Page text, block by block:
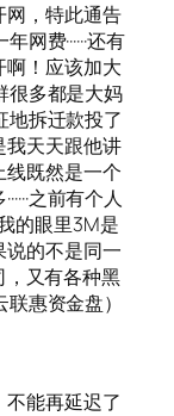
网，特此通告
网费······还有
啊！应该加大
很多都是大妈
地拆迁款投了
我天天跟他讲
线既然是一个
之前有个人
的眼里3M是
说的不是同一
，又有各种黑
联惠资金盘）
能再延迟了